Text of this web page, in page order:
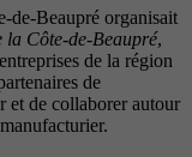
de-Beaupré organisait
la Côte-de-Beaupré,
de la région
de
et de collaborer autour